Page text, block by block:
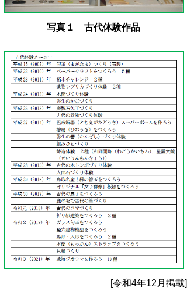
写真１ 古代体験作品
[令和4年12月掲載]